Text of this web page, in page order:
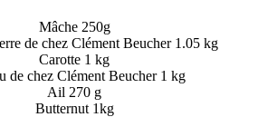
Mâche 250g
de chez Clément Beucher 1.05 kg
Carotte 1 kg
de chez Clément Beucher 1 kg
Ail 270 g
Butternut 1kg